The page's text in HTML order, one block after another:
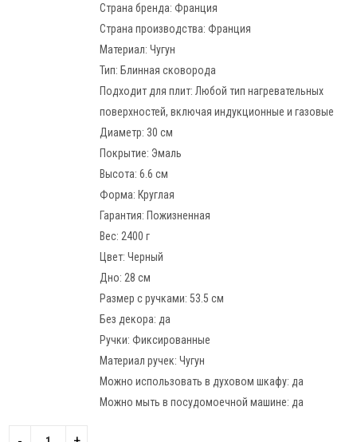
Страна бренда: Франция
Страна производства: Франция
Материал: Чугун
Тип: Блинная сковорода
Подходит для плит: Любой тип нагревательных
поверхностей, включая индукционные и газовые
Диаметр: 30 см
Покрытие: Эмаль
Высота: 6.6 см
Форма: Круглая
Гарантия: Пожизненная
Вес: 2400 г
Цвет: Черный
Дно: 28 см
Размер с ручками: 53.5 см
Без декора: да
Ручки: Фиксированные
Материал ручек: Чугун
Можно использовать в духовом шкафу: да
Можно мыть в посудомоечной машине: да